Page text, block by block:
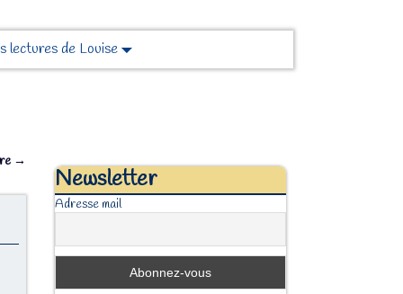
lectures de Louise
→
Newsletter
Adresse mail